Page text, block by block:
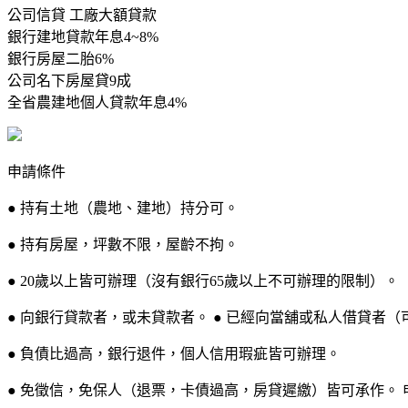
公司信貸 工廠大額貸款
銀行建地貸款年息4~8%
銀行房屋二胎6%
公司名下房屋貸9成
全省農建地個人貸款年息4%
申請條件
● 持有土地（農地、建地）持分可。
● 持有房屋，坪數不限，屋齡不拘。
● 20歲以上皆可辦理（沒有銀行65歲以上不可辦理的限制）。
● 向銀行貸款者，或未貸款者。 ● 已經向當舖或私人借貸者（
● 負債比過高，銀行退件，個人信用瑕疵皆可辦理。
● 免徵信，免保人（退票，卡債過高，房貸遲繳）皆可承作。